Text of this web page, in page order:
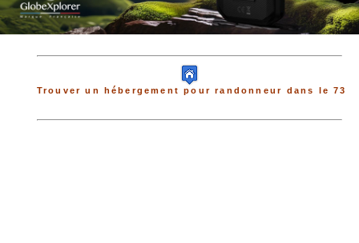
Trouver un hébergement pour randonneur dans le 73